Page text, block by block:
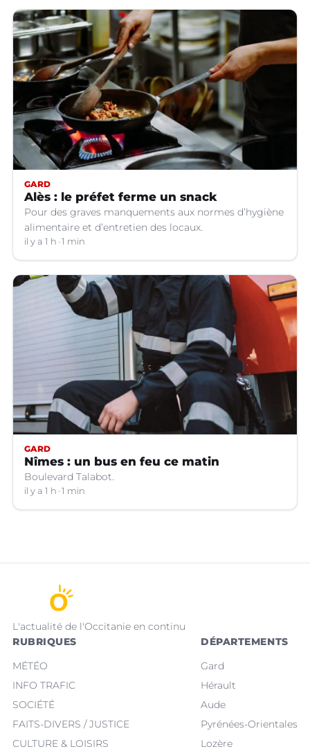
GARD
Alès : le préfet ferme un snack
Pour des graves manquements aux normes d’hygiène
alimentaire et d’entretien des locaux.
il y a 1 h 1 min
GARD
Nîmes : un bus en feu ce matin
Boulevard Talabot.
il y a 1 h 1 min
L'actualité de l'Occitanie en continu
RUBRIQUES
MÉTÉO
INFO TRAFIC
SOCIÉTÉ
FAITS-DIVERS / JUSTICE
CULTURE & LOISIRS
DÉPARTEMENTS
Gard
Hérault
Aude
Pyrénées-Orientales
Lozère